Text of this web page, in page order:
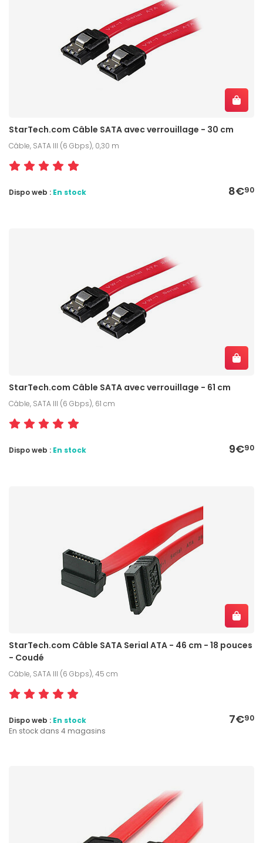
StarTech.com Câble SATA avec verrouillage - 30 cm
Câble, SATA III (6 Gbps), 0,30 m
8€90
Dispo web : En stock
StarTech.com Câble SATA avec verrouillage - 61 cm
Câble, SATA III (6 Gbps), 61 cm
9€90
Dispo web : En stock
StarTech.com Câble SATA Serial ATA - 46 cm - 18 pouces
- Coudé
Câble, SATA III (6 Gbps), 45 cm
7€90
Dispo web : En stock
En stock dans 4 magasins